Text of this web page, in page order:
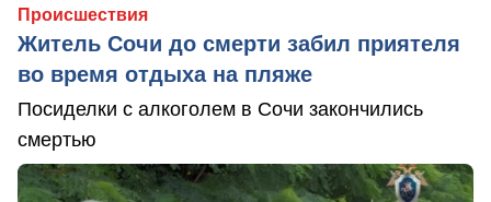
Происшествия
Житель Сочи до смерти забил приятеля
во время отдыха на пляже
Посиделки с алкоголем в Сочи закончились
смертью